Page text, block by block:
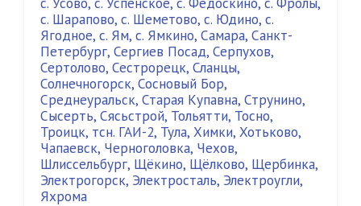
с. Шарапово, с. Шеметово, с. Юдино, с.
Ягодное, с. Ям, с. Ямкино, Самара, Санкт-
Петербург, Сергиев Посад, Серпухов,
Сертолово, Сестрорецк, Сланцы,
Солнечногорск, Сосновый Бор,
Среднеуральск, Старая Купавна, Струнино,
Сысерть, Сясьстрой, Тольятти, Тосно,
Троицк, тсн. ГАИ-2, Тула, Химки, Хотьково,
Чапаевск, Черноголовка, Чехов,
Шлиссельбург, Щёкино, Щёлково, Щербинка,
Электрогорск, Электросталь, Электроугли,
Яхрома